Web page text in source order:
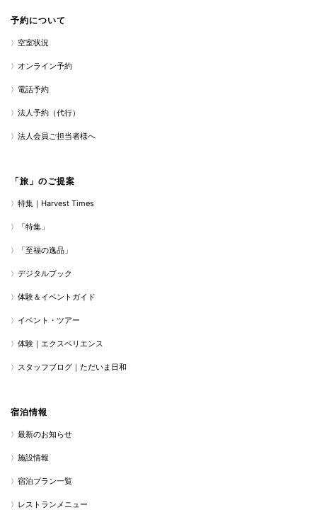
予約について
空室状況
オンライン予約
電話予約
法人予約（代行）
法人会員ご担当者様へ
「旅」のご提案
特集｜Harvest Times
「特集」
「至福の逸品」
デジタルブック
体験＆イベントガイド
イベント・ツアー
体験｜エクスペリエンス
スタッフブログ｜ただいま日和
宿泊情報
最新のお知らせ
施設情報
宿泊プラン一覧
レストランメニュー